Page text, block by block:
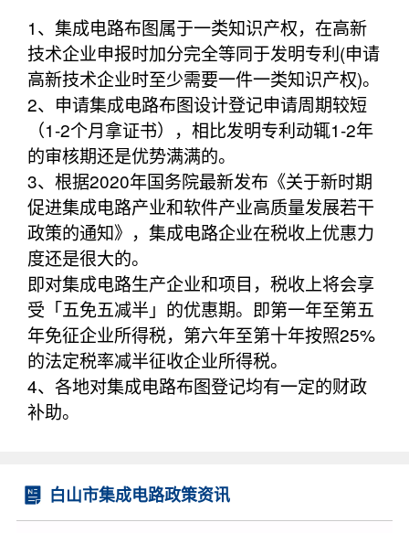
1、集成电路布图属于一类知识产权，在高新
技术企业申报时加分完全等同于发明专利(申请
高新技术企业时至少需要一件一类知识产权)。
2、申请集成电路布图设计登记申请周期较短
（1-2个月拿证书），相比发明专利动辄1-2年
的审核期还是优势满满的。
3、根据2020年国务院最新发布《关于新时期
促进集成电路产业和软件产业高质量发展若干
政策的通知》，集成电路企业在税收上优惠力
度还是很大的。
即对集成电路生产企业和项目，税收上将会享
受「五免五减半」的优惠期。即第一年至第五
年免征企业所得税，第六年至第十年按照25%
的法定税率减半征收企业所得税。
4、各地对集成电路布图登记均有一定的财政
补助。
白山市集成电路政策资讯